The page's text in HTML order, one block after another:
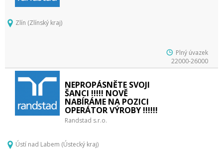
Zlín (Zlínský kraj)
Plný úvazek
22000-26000
NEPROPÁSNĚTE SVOJI
ŠANCI !!!!! NOVĚ
NABÍRÁME NA POZICI
OPERÁTOR VÝROBY !!!!!!
Randstad s.r.o.
Ústí nad Labem (Ústecký kraj)